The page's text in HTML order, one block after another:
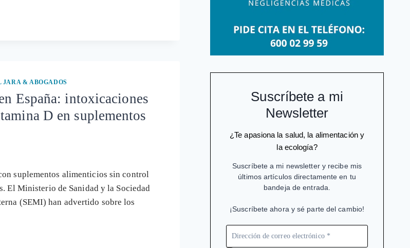
JARA & ABOGADOS
España: intoxicaciones
D en suplementos
suplementos alimenticios sin control
El Ministerio de Sanidad y la Sociedad
(SEMI) han advertido sobre los
Suscríbete a mi
Newsletter
¿Te apasiona la salud, la alimentación y
la ecología?
Suscríbete a mi newsletter y recibe mis
últimos artículos directamente en tu
bandeja de entrada.
¡Suscríbete ahora y sé parte del cambio!